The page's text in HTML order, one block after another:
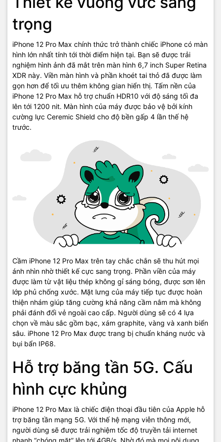
trọng
iPhone 12 Pro Max chính thức trở thành chiếc iPhone có màn
hình lớn nhất tính tới thời điểm hiện tại. Bạn sẽ được trải
nghiệm hình ảnh đã mắt trên màn hình 6,7 inch Super Retina
XDR này. Viền màn hình và phần khoét tai thỏ đã được làm
gọn hơn để tối ưu thêm không gian hiển thị. Tấm nền của
iPhone 12 Pro Max hỗ trợ chuẩn HDR10 với độ sáng tối đa
lên tới 1200 nit. Màn hình của máy được bảo vệ bởi kính
cường lực Ceremic Shield cho độ bền gấp 4 lần thế hệ
trước.
Cầm iPhone 12 Pro Max trên tay chắc chắn sẽ thu hút mọi
ánh nhìn nhờ thiết kế cực sang trọng. Phần viền của máy
được làm từ vật liệu thép không gỉ sáng bóng, được sơn lên
lớp phủ chống xước. Mặt lưng của máy tiếp tục được hoàn
thiện nhám giúp tăng cường khả năng cầm nắm mà không
phải đánh đổi vẻ ngoài cao cấp. Người dùng sẽ có 4 lựa
chọn về màu sắc gồm bạc, xám graphite, vàng và xanh biển
sâu. iPhone 12 Pro Max được trang bị chuẩn kháng nước và
bụi bẩn IP68.
Hỗ trợ băng tần 5G. Cấu
hình cực khủng
iPhone 12 Pro Max là chiếc điện thoại đầu tiên của Apple hỗ
trợ băng tần mạng 5G. Với thế hệ mạng viễn thông mới,
người dùng sẽ được trải nghiệm tốc độ truyền tải internet
nhanh “chóng mặt” lên tới 4GB/s. Nhờ đó mà mọi nội dung
hữu iPhone 12 Pro Max, bạn sẽ được trải nghiệm tất cả những tinh
hoa mà Apple đã đặt vào sản phẩm của mình.